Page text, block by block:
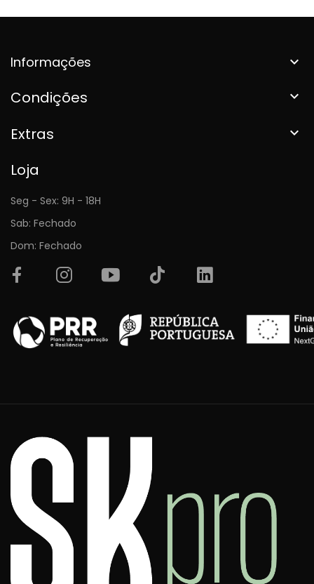
Informações 
Condições 
Extras 
Loja
Seg - Sex: 9H - 18H
Sab: Fechado
Dom: Fechado